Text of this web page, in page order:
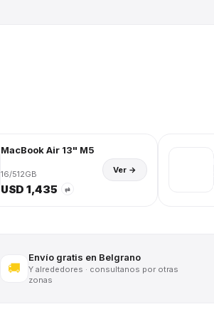
MacBook Air 13" M5
16/512GB
USD 1,435 ⇄
Ver →
🚚
Envío gratis en Belgrano
Y alrededores · consultanos por otras
zonas